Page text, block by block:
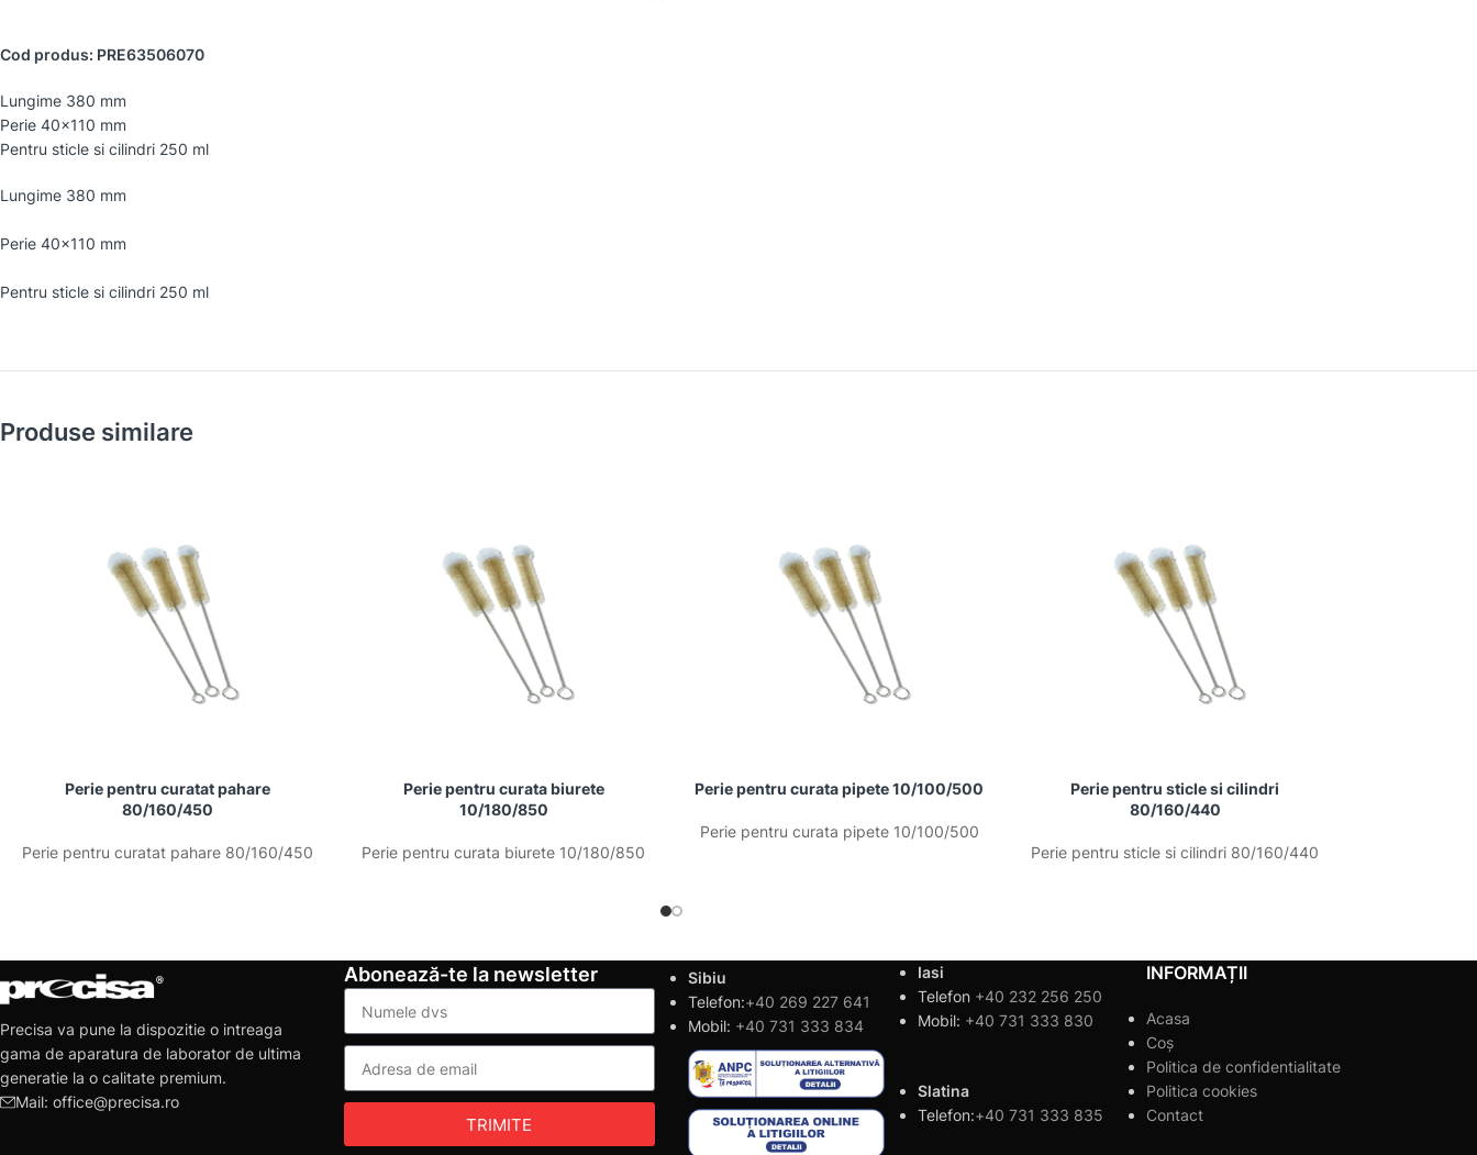
Cod produs: PRE63506070
Lungime 380 mm
Perie 40×110 mm
Pentru sticle si cilindri 250 ml
Lungime 380 mm
Perie 40×110 mm
Pentru sticle si cilindri 250 ml
Produse similare
Perie pentru curatat pahare
80/160/450
Perie pentru curatat pahare 80/160/450
Perie pentru curata biurete
10/180/850
Perie pentru curata biurete 10/180/850
Perie pentru curata pipete 10/100/500
Perie pentru curata pipete 10/100/500
Perie pentru sticle si cilindri
80/160/440
Perie pentru sticle si cilindri 80/160/440
Precisa va pune la dispozitie o intreaga
gama de aparatura de laborator de ultima
generatie la o calitate premium.
Mail: office@precisa.ro
Abonează-te la newsletter
TRIMITE
Sibiu
Telefon:+40 269 227 641
Mobil: +40 731 333 834
Iasi
Telefon +40 232 256 250
Mobil: +40 731 333 830
Slatina
Telefon:+40 731 333 835
INFORMAȚII
Acasa
Coș
Politica de confidentialitate
Politica cookies
Contact